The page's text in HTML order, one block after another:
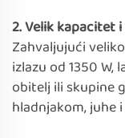
2. Velik kapacitet
Zahvaljujući
izlazu od 1350 W,
obitelj ili skupine
hladnjakom, juhe